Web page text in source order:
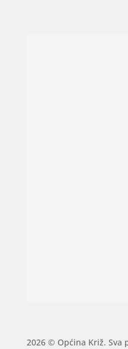
2026 © Općina Križ. Sva